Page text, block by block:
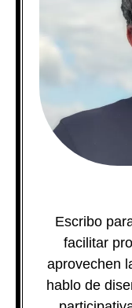
Escribo
facilitar
aprovechen
hablo de